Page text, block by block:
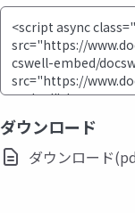
ダウンロード
ダウンロード